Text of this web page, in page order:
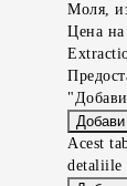
Моля,
Цена на
Acest
detaliile